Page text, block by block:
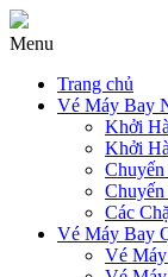
Menu
Trang chủ
Vé Máy Bay
Khởi
Khởi
Các
Vé Máy Bay
Vé